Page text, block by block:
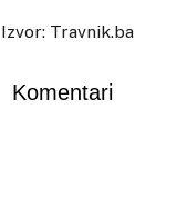
Izvor: Travnik.ba
Komentari